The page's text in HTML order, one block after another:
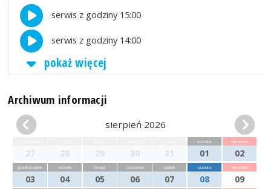
serwis z godziny 15:00
serwis z godziny 14:00
pokaż więcej
Archiwum informacji
sierpień 2026
27 28 29 30 31
sobota
01
niedziela
02
poniedziałek
03
wtorek
04
środa
05
czwartek
06
piątek
07
sobota
08
niedziela
09